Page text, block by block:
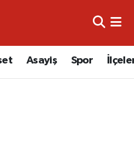
Asayiş Spor
ve Fikstür